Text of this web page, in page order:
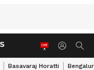
Basavaraj Horatti